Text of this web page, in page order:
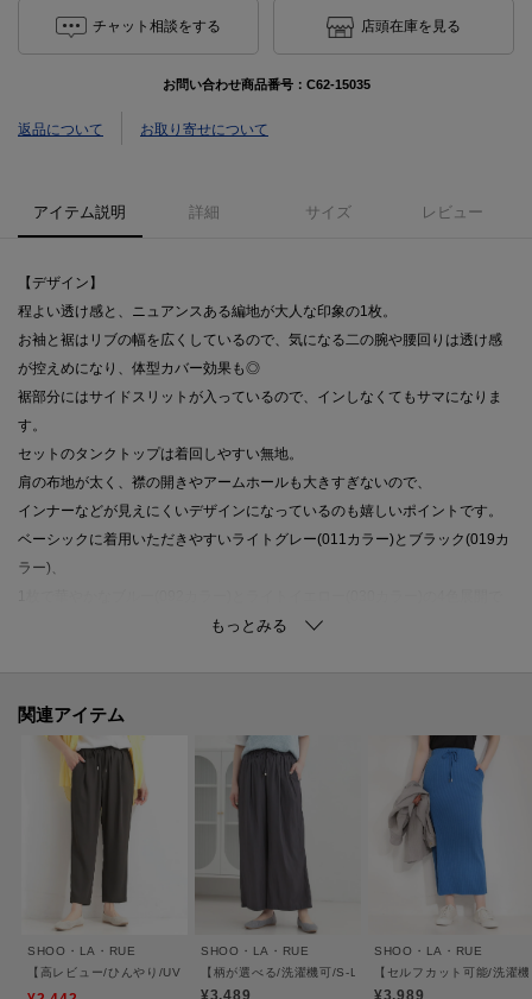
チャット相談をする 店頭在庫を見る
お問い合わせ商品番号： C62-15035
返品について お取り寄せについて
アイテム説明 詳細 サイズ レビュー
【デザイン】
程よい透け感と、ニュアンスある編地が大人な印象の1枚。
お袖と裾はリブの幅を広くしているので、気になる二の腕や腰回りは透け感
が控えめになり、体型カバー効果も◎
裾部分にはサイドスリットが入っているので、インしなくてもサマになりま
す。
セットのタンクトップは着回しやすい無地。
肩の布地が太く、襟の開きやアームホールも大きすぎないので、
インナーなどが見えにくいデザインになっているのも嬉しいポイントです。
ベーシックに着用いただきやすいライトグレー(011カラー)とブラック(019カ
ラー)、
インナーのタンクトップのカラーはブラック(019カラー)のみインナーもブラ
ック、他カラーのインナーはホワイトです。
【スタイリング】
インしない着こなしがおすすめ。
ゆったりめのボトムス合わせなら大人カジュアルなスタイルに。
すっきりしたテーパードパンツやナロースカートを合わせれば、きれいめス
タイルにもマッチします。
いつものパンツやスカートに合わせるだけで程よい抜け感をプラスしてくれ
るので、幅広い着こなしをお楽しみいただけます。
関連アイテム
SHOO・LA・RUE
【高レビュー/ひんやり/UV/SS-3L/セットアップ可】さらさらぷるん イージーテーパー
SHOO・LA・RUE
【柄が選べる/洗濯機可/S-LL】脚のラインを拾いにくい
¥3,489
SHOO・LA・RUE
【セルフカット可能/洗濯
¥3,989